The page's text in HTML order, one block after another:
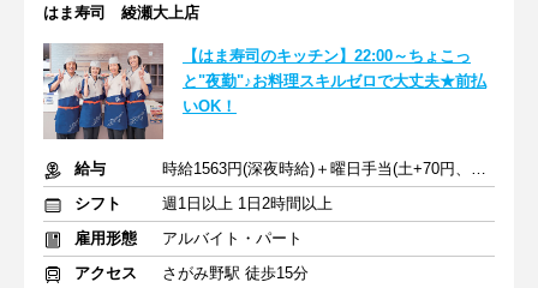
はま寿司 綾瀬大上店
【はま寿司のキッチン】22:00～ちょこっ
と"夜勤"♪お料理スキルゼロで大丈夫★前払
いOK！
給与
時給1563円(深夜時給)＋曜日手当(土+70円、日祝+100円)
シフト
週1日以上 1日2時間以上
雇用形態
アルバイト・パート
アクセス
さがみ野駅 徒歩15分